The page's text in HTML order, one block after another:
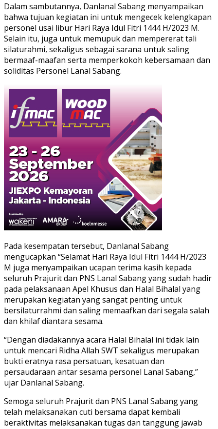
Dalam sambutannya, Danlanal Sabang menyampaikan
bahwa tujuan kegiatan ini untuk mengecek kelengkapan
personel usai libur Hari Raya Idul Fitri 1444 H/2023 M.
Selain itu, juga untuk memupuk dan mempererat tali
silaturahmi, sekaligus sebagai sarana untuk saling
bermaaf-maafan serta memperkokoh kebersamaan dan
soliditas Personel Lanal Sabang.
Pada kesempatan tersebut, Danlanal Sabang
mengucapkan “Selamat Hari Raya Idul Fitri 1444 H/2023
M juga menyampaikan ucapan terima kasih kepada
seluruh Prajurit dan PNS Lanal Sabang yang sudah hadir
pada pelaksanaan Apel Khusus dan Halal Bihalal yang
merupakan kegiatan yang sangat penting untuk
bersilaturrahmi dan saling memaafkan dari segala salah
dan khilaf diantara sesama.
“Dengan diadakannya acara Halal Bihalal ini tidak lain
untuk mencari Ridha Allah SWT sekaligus merupakan
bukti eratnya rasa persatuan, kesatuan dan
persaudaraan antar sesama personel Lanal Sabang,”
ujar Danlanal Sabang.
Semoga seluruh Prajurit dan PNS Lanal Sabang yang
telah melaksanakan cuti bersama dapat kembali
beraktivitas melaksanakan tugas dan tanggung jawab